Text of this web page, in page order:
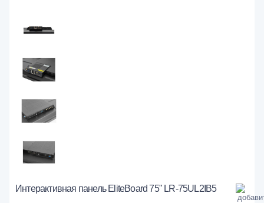
Интерактивная панель EliteBoard 75" LR-75UL2IB5